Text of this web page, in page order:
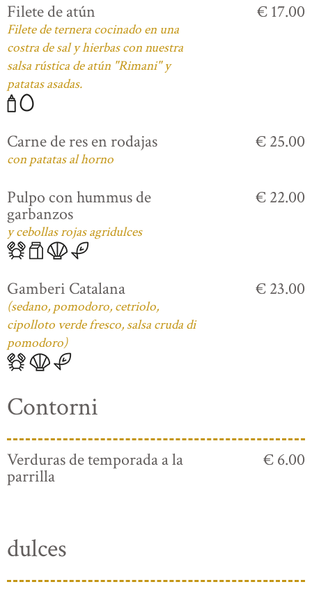
Filete de atún
Filete de ternera cocinado en una
costra de sal y hierbas con nuestra
salsa rústica de atún "Rimani" y
patatas asadas.
€ 17.00
Carne de res en rodajas
con patatas al horno
€ 25.00
Pulpo con hummus de
garbanzos
y cebollas rojas agridulces
€ 22.00
Gamberi Catalana
(sedano, pomodoro, cetriolo,
cipolloto verde fresco, salsa cruda di
pomodoro)
€ 23.00
Contorni
Verduras de temporada a la
parrilla
€ 6.00
dulces